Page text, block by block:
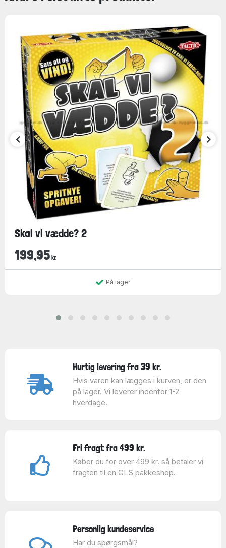
Skal vi vædde? 2
199,95 kr.
På lager
Hurtig levering fra 39 kr.
Hvis varen kan lægges i kurven, er den
på lager. Vi leverer indenfor 1-2
hverdage.
Fri fragt fra 499 kr.
Køber du for over 499 kr. så betaler vi
fragten til en GLS pakkeshop.
Personlig kundeservice
Har du spørgsmål?